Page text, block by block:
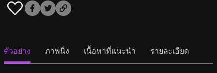
ตัวอย่าง ภาพนิ่ง เนื้อหาที่แนะนำ รายละเอียด